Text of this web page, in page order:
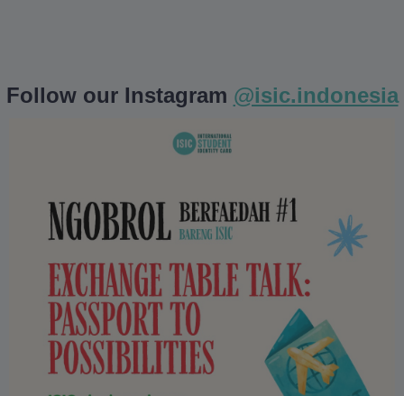
Follow our Instagram @isic.indonesia